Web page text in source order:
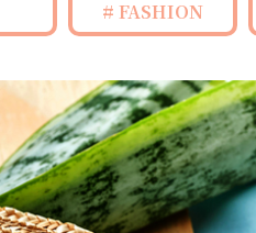
FASHION